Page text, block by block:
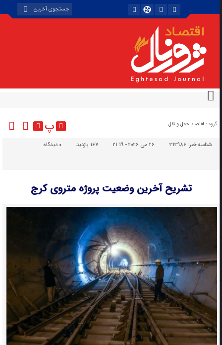
گروه : اقتصاد حمل و نقل پ
شناسه خبر:313986 26 می 2026 - 21:19 167 بازدید دیدگاه
تشریح آخرین وضعیت پروژه متروی کرج